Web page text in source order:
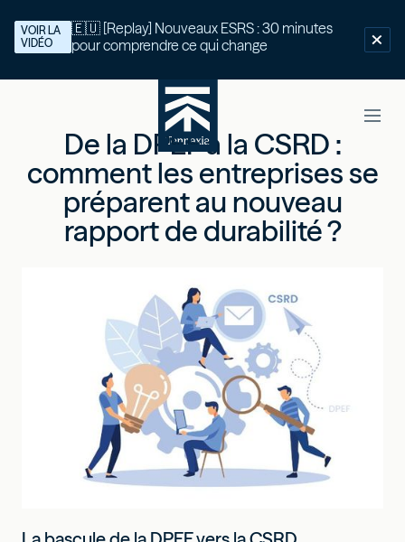
🇪🇺 [Replay] Nouveaux ESRS : 30 minutes
pour comprendre ce qui change
VOIR LA
VIDÉO
De la DPEF à la CSRD :
comment les entreprises se
préparent au nouveau
rapport de durabilité ?